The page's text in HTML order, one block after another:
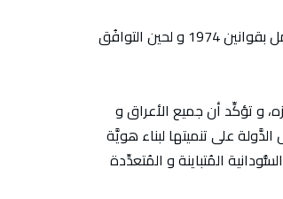
4/ إلغاء كافة القوانين من 1983 و حتى 17 أغسطس 2019، و العودة للعمل بقوانين 1974 و لحين التوافُق
و تؤكِّد أن جميع الأعراق و
على تنميتها لبناء هويَّة
المُتباينة و المُتعدِّدة